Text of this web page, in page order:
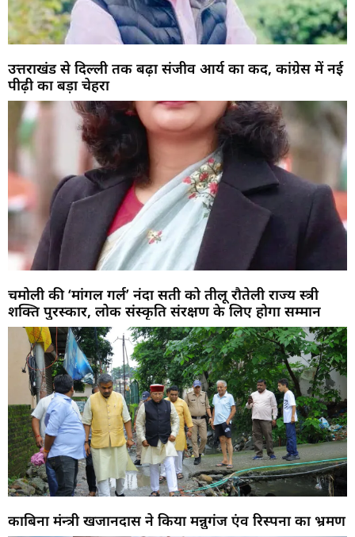
उत्तराखंड से दिल्ली तक बढ़ा संजीव आर्य का कद, कांग्रेस में नई
पीढ़ी का बड़ा चेहरा
चमोली की ‘मांगल गर्ल’ नंदा सती को तीलू रौतेली राज्य स्त्री
शक्ति पुरस्कार, लोक संस्कृति संरक्षण के लिए होगा सम्मान
काबिना मंन्त्री खजानदास ने किया मन्नुगंज एंव रिस्पना का भ्रमण